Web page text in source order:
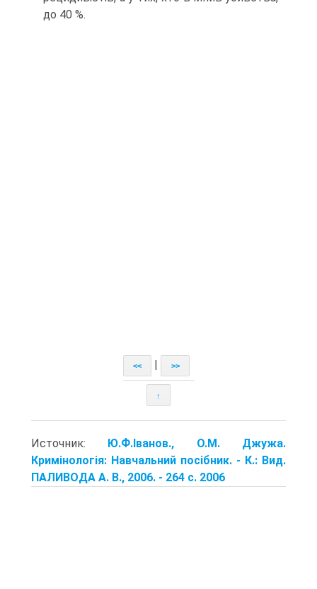
до 40 %.
<< >>
↑
Источник: Ю.Ф.Іванов., О.М. Джужа.
Кримінологія: Навчальний посібник. - К.: Вид.
ПАЛИВОДА А. В., 2006. - 264 с. 2006